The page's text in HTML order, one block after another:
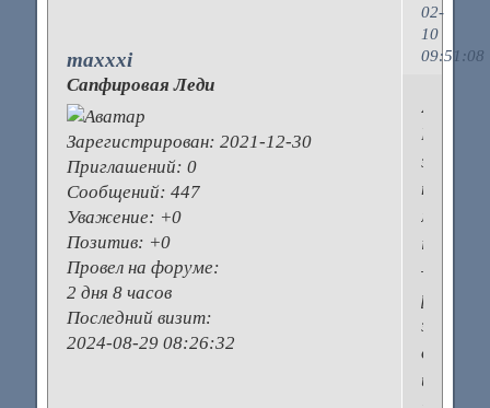
02-
10
09:51:08
maxxxi
Сапфировая Леди
Зарегистрирован: 2021-12-30
Приглашений: 0
Сообщений: 447
Уважение: +0
Позитив: +0
Провел на форуме:
2 дня 8 часов
Последний визит:
2024-08-29 08:26:32
Якщо
Вам
музичні
–
раджу
до
цього